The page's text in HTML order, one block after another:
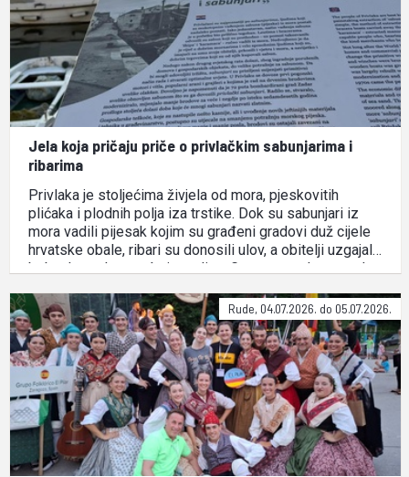
Jela koja pričaju priče o privlačkim sabunjarima i
ribarima
Privlaka je stoljećima živjela od mora, pjeskovitih
plićaka i plodnih polja iza trstike. Dok su sabunjari iz
mora vadili pijesak kojim su građeni gradovi duž cijele
hrvatske obale, ribari su donosili ulov, a obitelji uzgajale
bob, slanutak, povrće i masline. Gastronomska ponuda
Rude, 04.07.2026. do 05.07.2026.